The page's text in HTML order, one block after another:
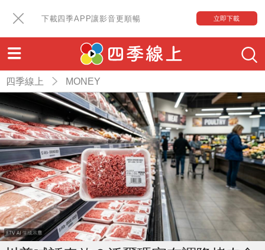
下載四季APP讓影音更順暢 立即下載
四季線上 MONEY